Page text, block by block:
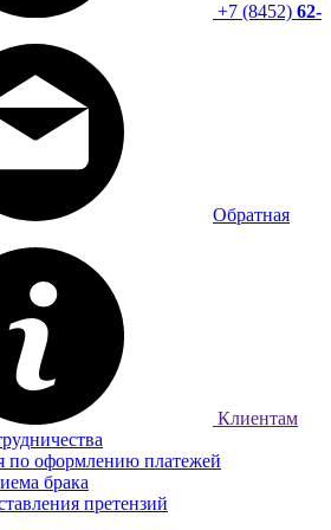
+7 (8452) 62-
Обратная
Клиентам
по оформлению платежей
брака
претензий